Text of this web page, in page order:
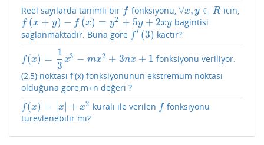
Reel sayilarda tanimli bir f
f fonksiyonu, ∀x, y ∈ R
∀x,y∈ R icin,
f (x + y) − f (x) = y2 + 5y + 2xy
f(x+y −f x)= y2 +5 y+2 y
bagintisi
saglanmaktadir. Buna gore f′ (3)
f′(3) kactir?
f(x) =
1
3 x3 − mx2 + 3nx + 1
f(x)=1 3x3 −mx2 +3 nx+1
fonksiyonu veriliyor.
(2,5) noktası f'(x) fonksiyonunun ekstremum noktası
olduğuna göre,m+n değeri ?
f(x) = x + x2
f(x)=| x|+ x2 kuralı ile verilen f
f fonksiyonu
türevlenebilir mi?